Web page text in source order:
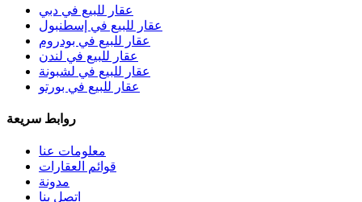
عقار للبيع في دبي
عقار للبيع في إسطنبول
عقار للبيع في بودروم
عقار للبيع في لندن
عقار للبيع في لشبونة
عقار للبيع في بورتو
روابط سريعة
معلومات عنا
قوائم العقارات
مدونة
اتصل بنا